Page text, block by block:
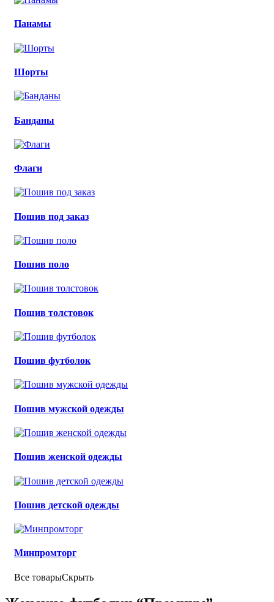
Панамы
Шорты
Банданы
Флаги
Пошив под заказ
Пошив поло
Пошив толстовок
Пошив футболок
Пошив мужской одежды
Пошив женской одежды
Пошив детской одежды
Минпромторг
Все товарыСкрыть